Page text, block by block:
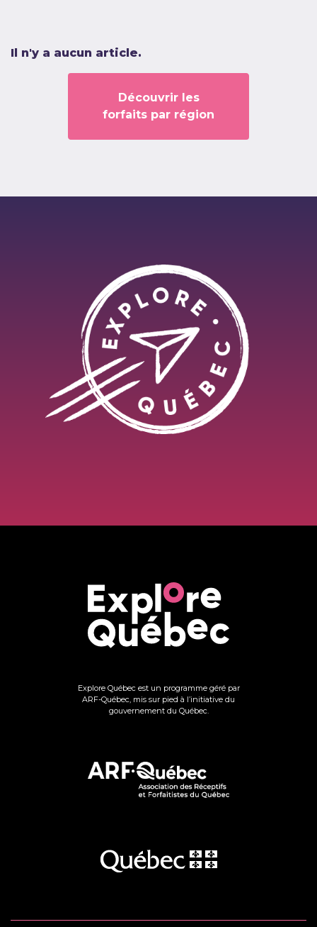
Il n'y a aucun article.
Découvrir les
forfaits par région
Explore Québec est un programme géré par
ARF-Québec, mis sur pied à l’initiative du
gouvernement du Québec.